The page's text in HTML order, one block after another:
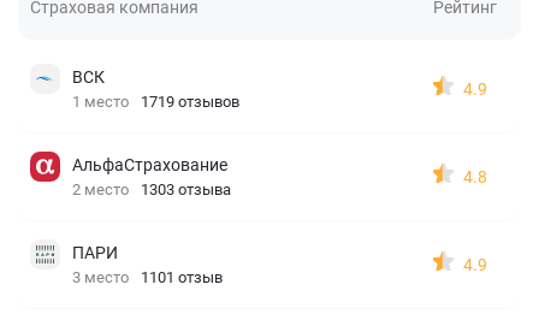
Страховая компания Рейтинг
ВСК
1 место 1719 отзывов
4.9
АльфаСтрахование
2 место 1303 отзыва
4.8
ПАРИ
3 место 1101 отзыв
4.9